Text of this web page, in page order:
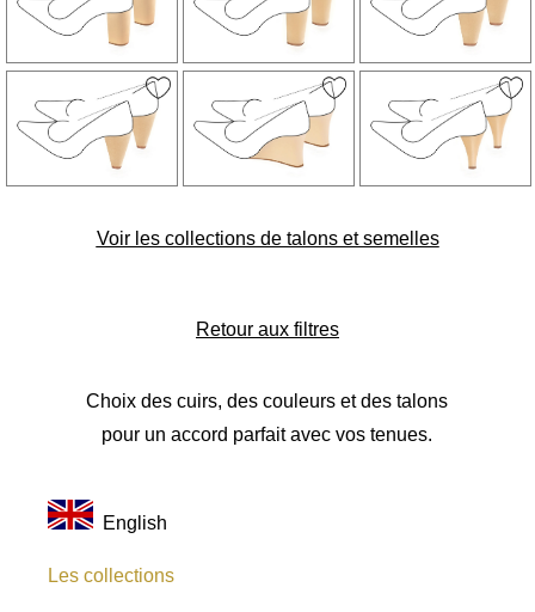
Voir les collections de talons et semelles
Retour aux filtres
Choix des cuirs, des couleurs et des talons
pour un accord parfait avec vos tenues.
English
Les collections